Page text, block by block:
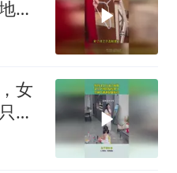
笑
女
剩